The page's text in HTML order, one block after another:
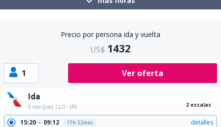
Precio por persona ida y vuelta
US$ 1432
1 Ver oferta
Ida
5 nov (jue) CLO - JFK 2 escalas
15:20 09:12 17h 52min detalles